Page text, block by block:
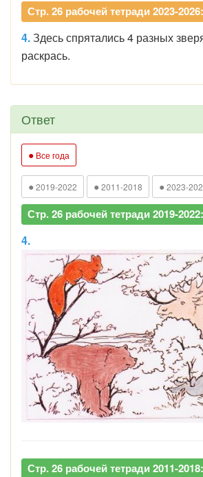
Стр. 26 рабочей тетради 2023-2026:
4.Здесь спрятались 4 разных
раскрась.
Ответ
● Все года
● 2019-2022 ● 2011-2018 ● 2023-
Стр. 26 рабочей тетради 2019-2022:
4.
Стр. 26 рабочей тетради 2011-2018: